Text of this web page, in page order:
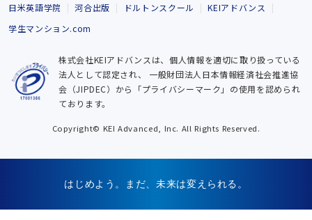
日米英語学院
河合出版 ドルトンスクール
KEIアドバンス
学生マンション.com
株式会社KEIアドバンスは、個人情報を適切に取り扱っている
法人として認定され、 一般財団法人日本情報経済社会推進協
会（JIPDEC）から「プライバシーマーク」の使用を認められ
ております。
Copyright© KEI Advanced, Inc. All Rights Reserved.
はじめよう。まだ、未来は変えられる。